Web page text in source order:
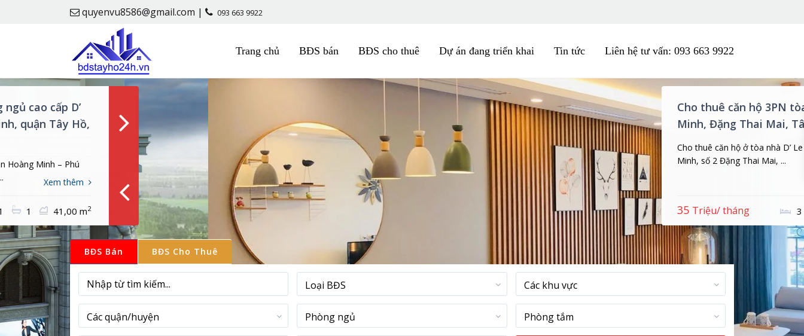
quyenvu8586@gmail.com | 093 663 9922
Trang chủ BĐS bán BĐS cho thuê Dự án đang triển khai Tin tức Liên hệ tư vấn: 093 663 9922
Cho thuê căn hộ 3PN tòa nhà Tân Hoàng
Minh, Đặng Thai Mai, Tây Hồ, Hà Nội
Cho thuê căn hộ ở tòa nhà D’ Le Roi Soleil – Tân Hoàng
Minh, số 2 Đặng Thai Mai, ...
Xem thêm
Triệu/ tháng 3 3 111,00 m2
BĐS Bán BĐS Cho Thuê
Loại BĐS Các khu vực
Các quận/huyện Phòng ngủ Phòng tắm